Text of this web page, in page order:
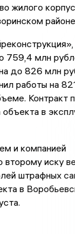
жилого
759,4 млн
до 826 млн
работы на
Контракт
объекта в
и компанией
иску
штрафных
в